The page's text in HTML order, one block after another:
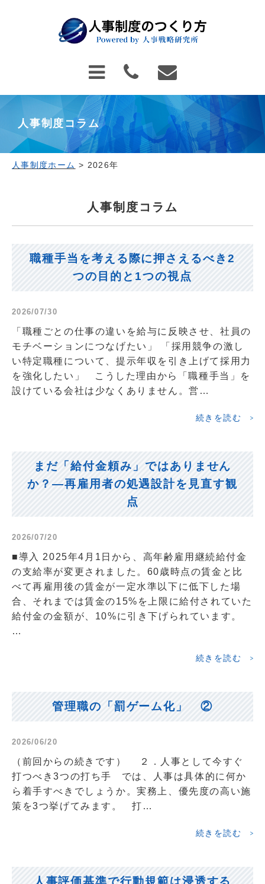
人事制度コラム
人事制度ホーム > 2026年
人事制度コラム
職種手当を考える際に押さえるべき2
つの目的と1つの視点
2026/07/30
「職種ごとの仕事の違いを給与に反映させ、社員の
モチベーションにつなげたい」 「採用競争の激し
い特定職種について、提示年収を引き上げて採用力
を強化したい」 こうした理由から「職種手当」を
設けている会社は少なくありません。営…
続きを読む
まだ「給付金頼み」ではありません
か？―再雇用者の処遇設計を見直す観
点
2026/07/20
■導入 2025年4月1日から、高年齢雇用継続給付金
の支給率が変更されました。60歳時点の賃金と比
べて再雇用後の賃金が一定水準以下に低下した場
合、それまでは賃金の15%を上限に給付されていた
給付金の金額が、10%に引き下げられています。
…
続きを読む
管理職の「罰ゲーム化」 ②
2026/06/20
（前回からの続きです） ２．人事として今すぐ
打つべき3つの打ち手 では、人事は具体的に何か
ら着手すべきでしょうか。実務上、優先度の高い施
策を3つ挙げてみます。 打…
続きを読む
人事評価基準で行動規範は浸透する